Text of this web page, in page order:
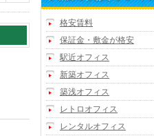
格安賃料
保証金・敷金が格安
駅近オフィス
新築オフィス
築浅オフィス
レトロオフィス
レンタルオフィス